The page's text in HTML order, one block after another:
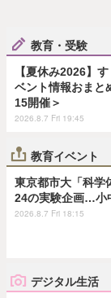
教育・受験
【夏休み2026】
ベント情報おまと
15開催＞
2026.8.7 Fri 19:45
教育イベント
東京都市大「科学
24の実験企画…小
2026.8.7 Fri 18:15
デジタル生活